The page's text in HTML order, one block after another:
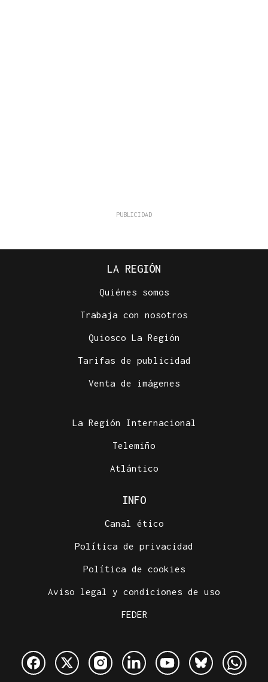
LA REGIÓN
Quiénes somos
Trabaja con nosotros
Quiosco La Región
Tarifas de publicidad
Venta de imágenes
La Región Internacional
Telemiño
Atlántico
INFO
Canal ético
Política de privacidad
Política de cookies
Aviso legal y condiciones de uso
FEDER